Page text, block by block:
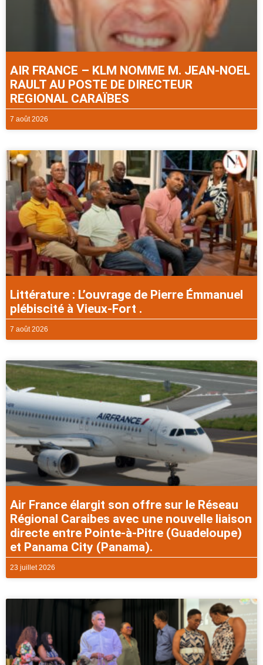
AIR FRANCE – KLM NOMME M. JEAN-NOEL
RAULT AU POSTE DE DIRECTEUR
REGIONAL CARAÏBES
7 août 2026
Littérature : L’ouvrage de Pierre Émmanuel
plébiscité à Vieux-Fort .
7 août 2026
Air France élargit son offre sur le Réseau
Régional Caraibes avec une nouvelle liaison
directe entre Pointe-à-Pitre (Guadeloupe)
et Panama City (Panama).
23 juillet 2026